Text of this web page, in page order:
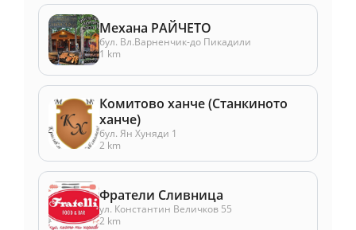
Механа РАЙЧЕТО
бул. Вл.Варненчик-до Пикадили
1 km
Комитово ханче (Станкиното
ханче)
бул. Ян Хуняди 1
2 km
Фратели Сливница
ул. Константин Величков 55
2 km